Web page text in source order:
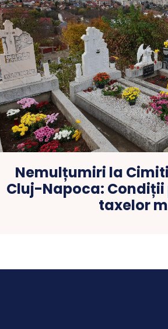
Nemulțumiri la
Cluj-Napoca:
taxelor